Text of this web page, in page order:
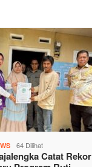
64 Dilihat
Catat Rekor